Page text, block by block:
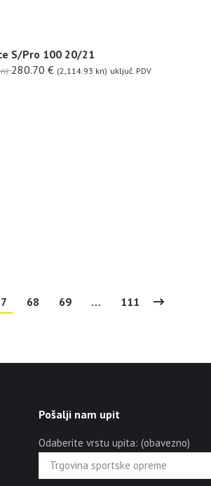
S/Pro 100 20/21
280.70 € (2,114.93 kn) uključ. PDV
68 69 … 111
Pošalji nam upit
Odaberite vrstu upita: (obavezno)